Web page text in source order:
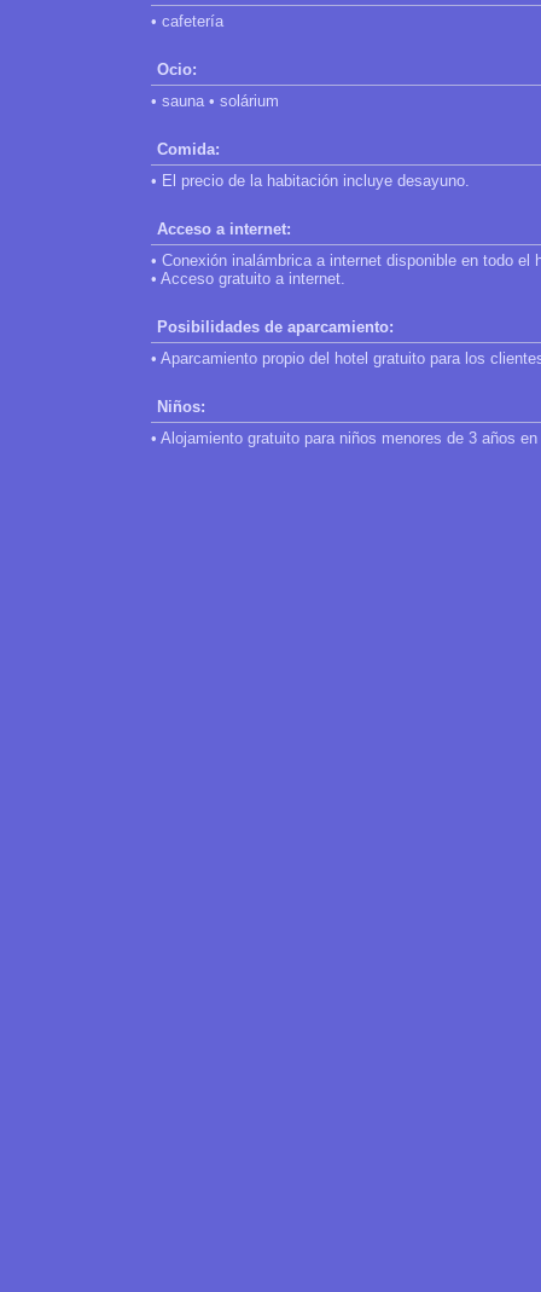
• cafetería
Ocio:
• sauna • solárium
Comida:
• El precio de la habitación incluye desayuno.
Acceso a internet:
• Conexión inalámbrica a internet disponible en todo el
• Acceso gratuito a internet.
Posibilidades de aparcamiento:
• Aparcamiento propio del hotel gratuito para los
Niños:
• Alojamiento gratuito para niños menores de 3 años